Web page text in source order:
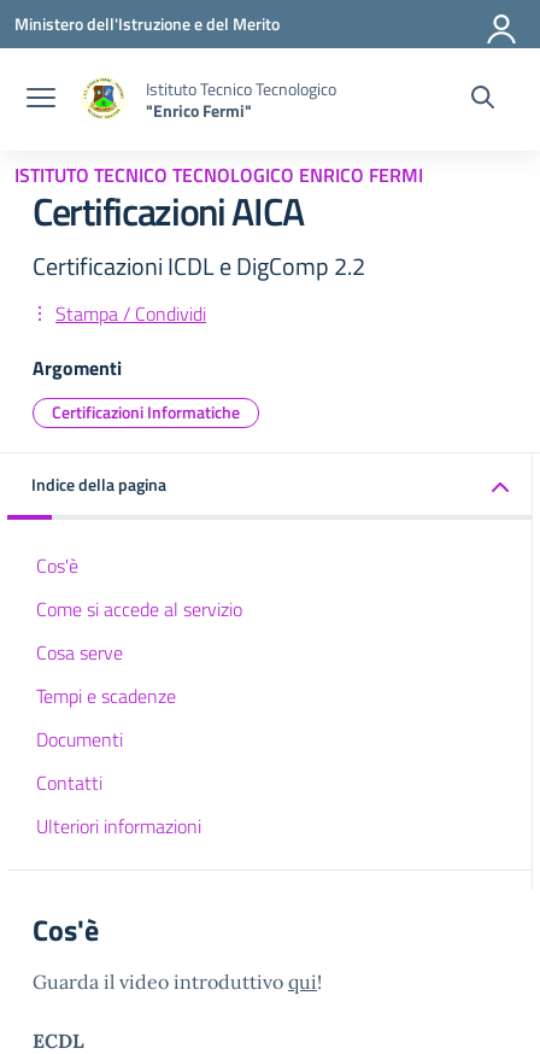
Vai ai contenuti
Vai al menu di navigazione
Vai al footer
Ministero dell'Istruzione e del Merito
Istituto Tecnico Tecnologico
"Enrico Fermi"
ISTITUTO TECNICO TECNOLOGICO ENRICO FERMI
Certificazioni AICA
Certificazioni ICDL e DigComp 2.2
Stampa / Condividi
Argomenti
Certificazioni Informatiche
Indice della pagina
Cos'è
Come si accede al servizio
Cosa serve
Tempi e scadenze
Documenti
Contatti
Ulteriori informazioni
Cos'è
Guarda il video introduttivo qui!
ECDL